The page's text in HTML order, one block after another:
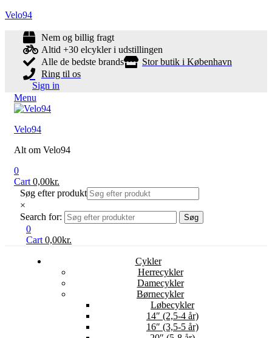
Velo94
Nem og billig fragt
Altid +30 elcykler i udstillingen
Alle de bedste brands
Stor butik i København
Ring til os
Sign in
Menu
Velo94
Alt om Velo94
0
Cart 0,00kr.
Søg efter produkt
×
Search for:
Søg
0
Cart 0,00kr.
Cykler
Herrecykler
Damecykler
Børnecykler
Løbecykler
14″ (2,5-4 år)
16″ (3,5-5 år)